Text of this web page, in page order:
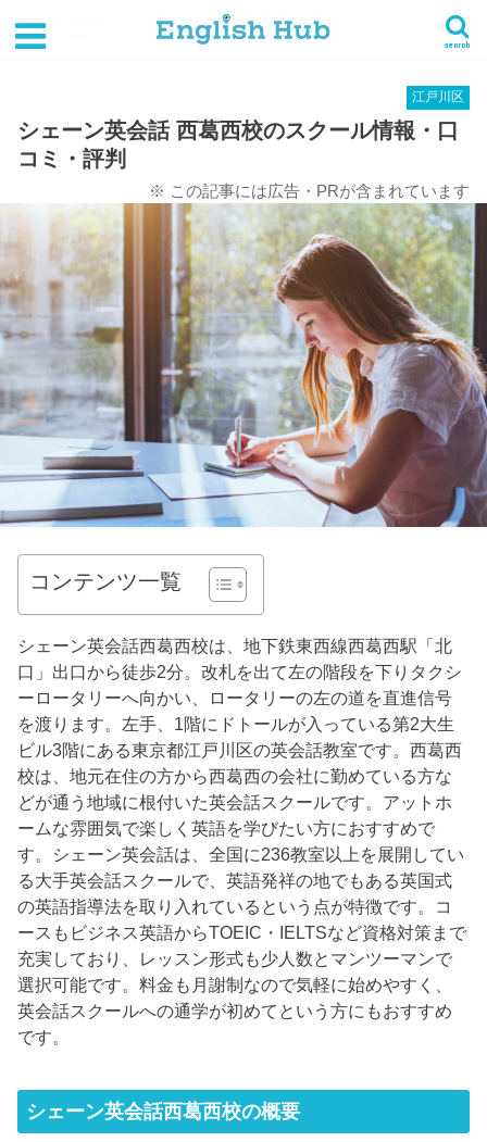
search
英会話スクール一覧 東京都
江戸川区
シェーン英会話 西葛西校のスクール情報・口コミ・評判
江戸川区
シェーン英会話 西葛西校のスクール情報・口
コミ・評判
※ この記事には広告・PRが含まれています
コンテンツ一覧
シェーン英会話西葛西校は、地下鉄東西線西葛西駅「北
口」出口から徒歩2分。改札を出て左の階段を下りタクシ
ーロータリーへ向かい、ロータリーの左の道を直進信号
を渡ります。左手、1階にドトールが入っている第2大生
ビル3階にある東京都江戸川区の英会話教室です。西葛西
校は、地元在住の方から西葛西の会社に勤めている方な
どが通う地域に根付いた英会話スクールです。アットホ
ームな雰囲気で楽しく英語を学びたい方におすすめで
す。シェーン英会話は、全国に236教室以上を展開してい
る大手英会話スクールで、英語発祥の地でもある英国式
の英語指導法を取り入れているという点が特徴です。コ
ースもビジネス英語からTOEIC・IELTSなど資格対策まで
充実しており、レッスン形式も少人数とマンツーマンで
選択可能です。料金も月謝制なので気軽に始めやすく、
英会話スクールへの通学が初めてという方にもおすすめ
です。
シェーン英会話西葛西校の概要